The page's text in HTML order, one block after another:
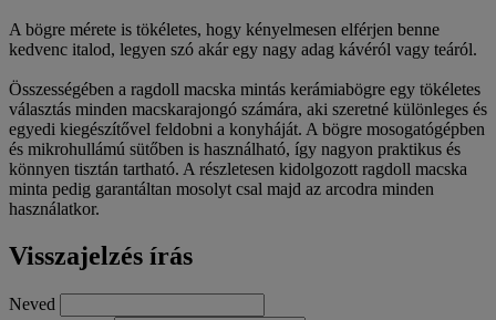
A bögre mérete is tökéletes, hogy kényelmesen elférjen benne
kedvenc italod, legyen szó akár egy nagy adag kávéról vagy teáról.
Összességében a ragdoll macska mintás kerámiabögre egy tökéletes
választás minden macskarajongó számára, aki szeretné különleges és
egyedi kiegészítővel feldobni a konyháját. A bögre mosogatógépben
és mikrohullámú sütőben is használható, így nagyon praktikus és
könnyen tisztán tartható. A részletesen kidolgozott ragdoll macska
minta pedig garantáltan mosolyt csal majd az arcodra minden
használatkor.
Visszajelzés írás
Neved